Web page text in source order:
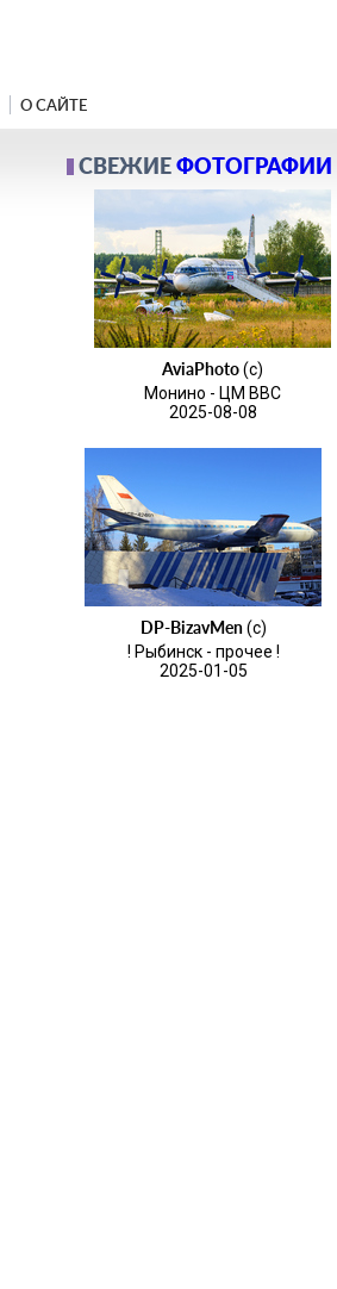
О САЙТЕ
СВЕЖИЕФОТОГРАФИИ
AviaPhoto(c)
Монино - ЦМ ВВС
2025-08-08
DP-BizavMen(c)
! Рыбинск - прочее !
2025-01-05